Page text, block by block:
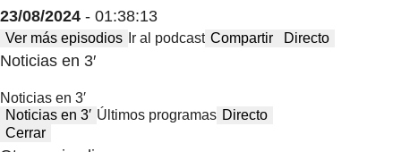
23/08/2024 - 01:38:13
Ver más episodios Ir al podcast Compartir Directo
Noticias en 3′
Noticias en 3′
Noticias en 3′ Últimos programas Directo
Cerrar